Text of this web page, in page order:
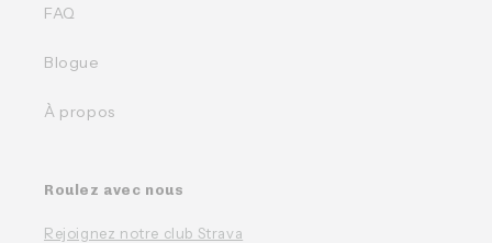
FAQ
Blogue
À propos
Roulez avec nous
Rejoignez notre club Strava